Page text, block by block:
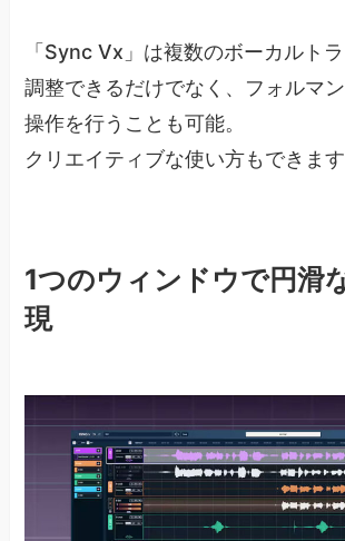
「Sync Vx」は複数のボーカルト
調整できるだけでなく、フォルマ
操作を行うことも可能。
クリエイティブな使い方もできます
1つのウィンドウで円滑
現